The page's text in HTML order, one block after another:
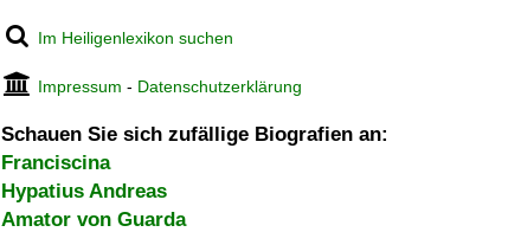
Im Heiligenlexikon suchen
Impressum - Datenschutzerklärung
Schauen Sie sich zufällige Biografien an:
Franciscina
Hypatius Andreas
Amator von Guarda